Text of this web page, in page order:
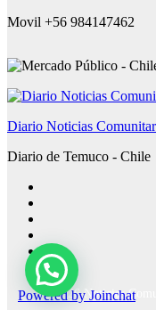
Movil +56 984147462
Diario Noticias
Diario de Temuco - Chile
Powered by Joinchat